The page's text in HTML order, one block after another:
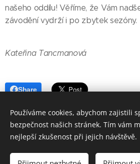
našeho oddílu! Věříme, že Vám
závodění vydrží i po zbytek sezóny.
Kateřina Tancmanová
Share
© 2019-2026 VZS ČČK Mladá
Používáme cookies, abychom zajistili
bezpečnost našich stránek. Tím vám
nejlepší zkušenost při jejich návštěvě.